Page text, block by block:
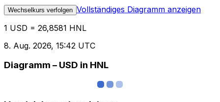
Wechselkurs verfolgen Vollständiges Diagramm anzeigen
1 USD = 26,8581 HNL
8. Aug. 2026, 15:42 UTC
Diagramm – USD in HNL